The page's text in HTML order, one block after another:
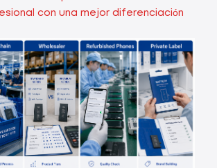
con una mejor diferenciación